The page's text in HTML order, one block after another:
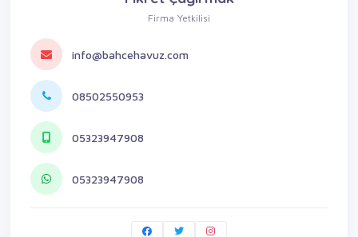
Firma Yetkilisi
info@bahcehavuz.com
08502550953
05323947908
05323947908